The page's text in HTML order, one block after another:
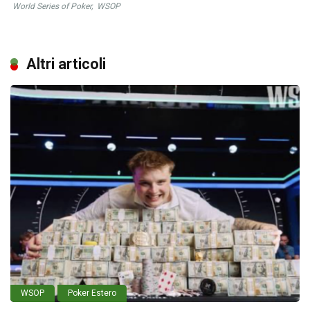
World Series of Poker, WSOP
Altri articoli
WSOP Poker Estero